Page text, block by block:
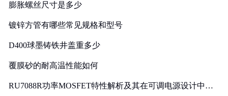
膨胀螺丝尺寸是多少
镀锌方管有哪些常见规格和型号
D400球墨铸铁井盖重多少
覆膜砂的耐高温性能如何
RU7088R功率MOSFET特性解析及其在可调电源设计中的